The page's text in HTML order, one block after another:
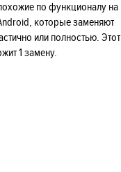
по функционалу на
которые заменяют
или полностью. Этот
1 замену.